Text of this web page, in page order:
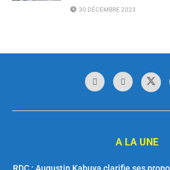
30 DÉCEMBRE 2023
A LA UNE